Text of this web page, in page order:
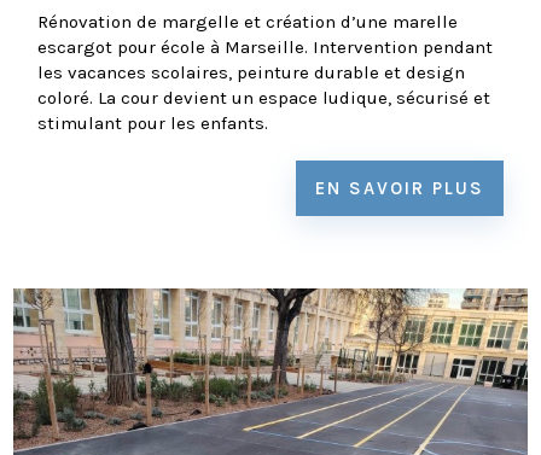
Rénovation de margelle et création d’une marelle
escargot pour école à Marseille. Intervention pendant
les vacances scolaires, peinture durable et design
coloré. La cour devient un espace ludique, sécurisé et
stimulant pour les enfants.
EN SAVOIR PLUS